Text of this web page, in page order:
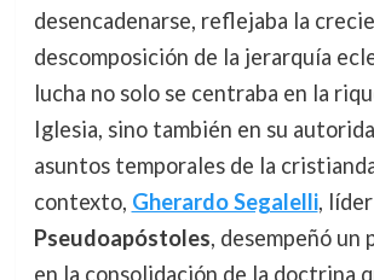
desencadenarse, reflejaba la
descomposición de la jerarquía
lucha no solo se centraba en la
Iglesia, sino también en su
asuntos temporales de la
contexto, Gherardo Segalelli,
Pseudoapóstoles, desempeñó un
en la consolidación de la doctrina